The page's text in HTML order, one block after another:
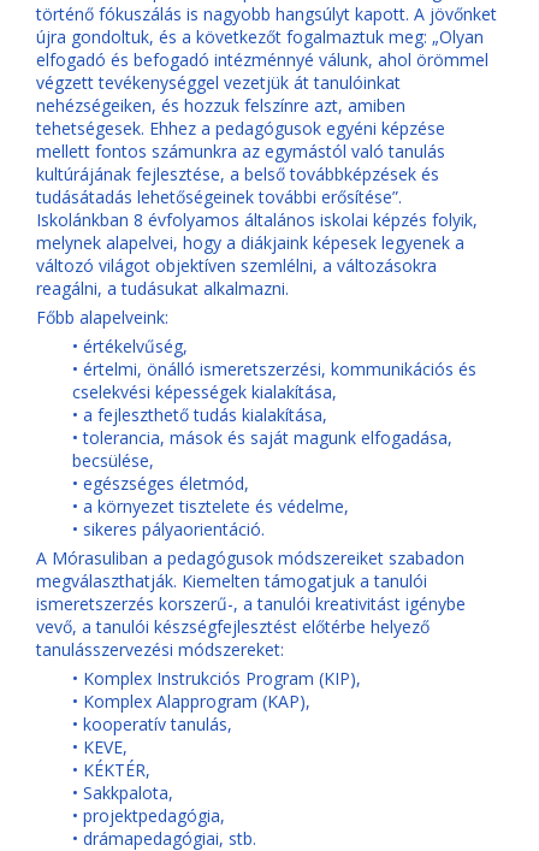
történő fókuszálás is nagyobb hangsúlyt kapott. A jövőnket
újra gondoltuk, és a következőt fogalmaztuk meg: „Olyan
elfogadó és befogadó intézménnyé válunk, ahol örömmel
végzett tevékenységgel vezetjük át tanulóinkat
nehézségeiken, és hozzuk felszínre azt, amiben
tehetségesek. Ehhez a pedagógusok egyéni képzése
mellett fontos számunkra az egymástól való tanulás
kultúrájának fejlesztése, a belső továbbképzések és
tudásátadás lehetőségeinek további erősítése”.
Iskolánkban 8 évfolyamos általános iskolai képzés folyik,
melynek alapelvei, hogy a diákjaink képesek legyenek a
változó világot objektíven szemlélni, a változásokra
reagálni, a tudásukat alkalmazni.
Főbb alapelveink:
• értékelvűség,
• értelmi, önálló ismeretszerzési, kommunikációs és
cselekvési képességek kialakítása,
• a fejleszthető tudás kialakítása,
• tolerancia, mások és saját magunk elfogadása,
becsülése,
• egészséges életmód,
• a környezet tisztelete és védelme,
• sikeres pályaorientáció.
A Mórasuliban a pedagógusok módszereiket szabadon
megválaszthatják. Kiemelten támogatjuk a tanulói
ismeretszerzés korszerű-, a tanulói kreativitást igénybe
vevő, a tanulói készségfejlesztést előtérbe helyező
tanulásszervezési módszereket:
• Komplex Instrukciós Program (KIP),
• Komplex Alapprogram (KAP),
• kooperatív tanulás,
• KEVE,
• KÉKTÉR,
• Sakkpalota,
• projektpedagógia,
• drámapedagógiai, stb.